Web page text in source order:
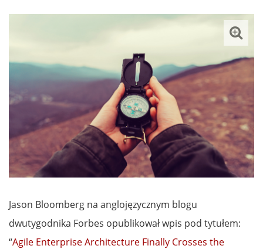
Jason Bloomberg na anglojęzycznym blogu
dwutygodnika Forbes opublikował wpis pod tytułem:
“Agile Enterprise Architecture Finally Crosses the